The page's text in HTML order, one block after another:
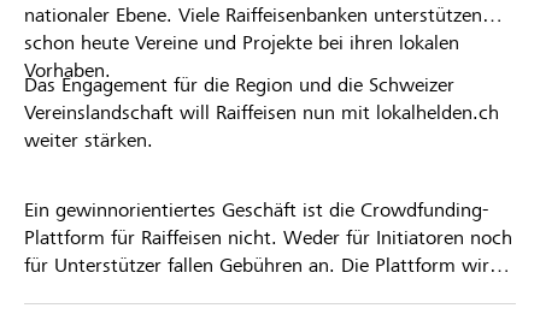
nationaler Ebene. Viele Raiffeisenbanken unterstützen
schon heute Vereine und Projekte bei ihren lokalen
Vorhaben.
Das Engagement für die Region und die Schweizer
Vereinslandschaft will Raiffeisen nun mit lokalhelden.ch
weiter stärken.
Ein gewinnorientiertes Geschäft ist die Crowdfunding-
Plattform für Raiffeisen nicht. Weder für Initiatoren noch
für Unterstützer fallen Gebühren an. Die Plattform wird